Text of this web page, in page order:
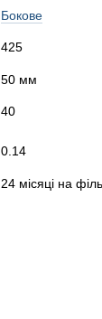
Бокове
425
50 мм
40
0.14
24 місяці на